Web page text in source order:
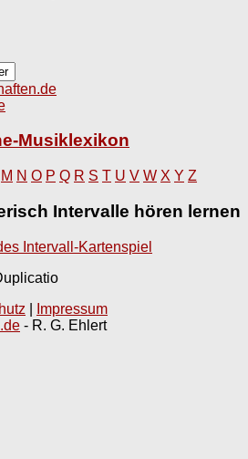
Musiklexikon
M N O P Q R S T U V W X Y Z
Intervalle hören lernen
Impressum
- R. G. Ehlert